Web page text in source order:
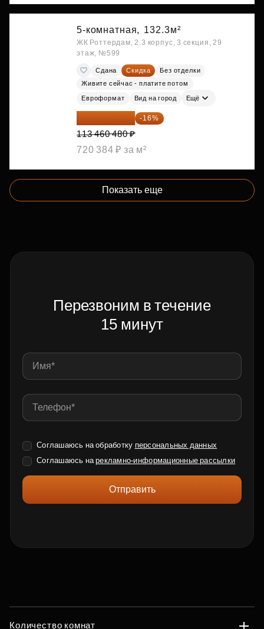
5-комнатная, 132.3м²
ЖК Роттердам, 2.3 корпус, 3 секция, 29
этаж, №599
Сдана Скидка
Без отделки
Живите сейчас - платите потом
Евроформат Вид на город Ещё
95 306 803 ₽ -16%
113 460 480 ₽
720 384 ₽ за м²
Показать еще
Перезвоним в течение
15 минут
Соглашаюсь на обработку персональных данных
Соглашаюсь нарекламно-информационные рассылки
Отправить
Количество комнат